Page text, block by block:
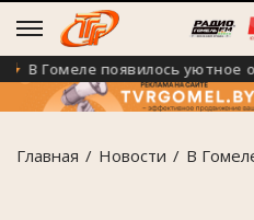
В Гомеле появилось уютное
Главная Новости В